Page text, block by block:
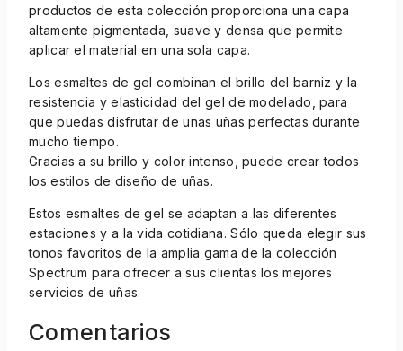
productos de esta colección proporciona una capa
altamente pigmentada, suave y densa que permite
aplicar el material en una sola capa.
Los esmaltes de gel combinan el brillo del barniz y la
resistencia y elasticidad del gel de modelado, para
que puedas disfrutar de unas uñas perfectas durante
mucho tiempo.
Gracias a su brillo y color intenso, puede crear todos
los estilos de diseño de uñas.
Estos esmaltes de gel se adaptan a las diferentes
estaciones y a la vida cotidiana. Sólo queda elegir sus
tonos favoritos de la amplia gama de la colección
Spectrum para ofrecer a sus clientas los mejores
servicios de uñas.
Comentarios